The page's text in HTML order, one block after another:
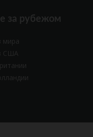
за рубежом
мира
США